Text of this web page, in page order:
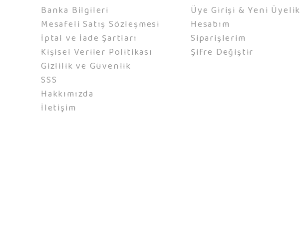
Banka Bilgileri
Mesafeli Satış Sözleşmesi
İptal ve İade Şartları
Kişisel Veriler Politikası
Gizlilik ve Güvenlik
SSS
Hakkımızda
İletişim
Üye Girişi & Yeni Üyelik
Hesabım
Siparişlerim
Şifre Değiştir